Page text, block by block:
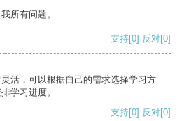
所有问题。
支持[0] 反对[0]
活，可以根据自己的需求选择学习方
学习进度。
支持[0] 反对[0]